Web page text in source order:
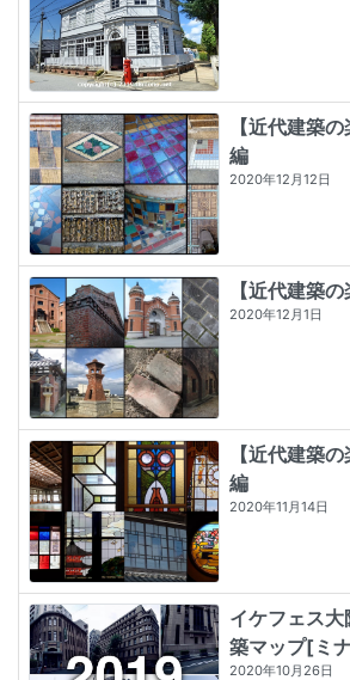
【近代建築
編
2020年12月12日
【近代建築
2020年12月1日
【近代建築
編
2020年11月14日
イケフェス
築マップ[ミ
2020年10月26日